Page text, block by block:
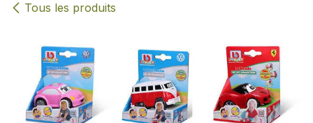
Tous les produits